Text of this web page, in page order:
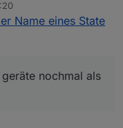
geräten in ping.0
Name eines State
nochmal als